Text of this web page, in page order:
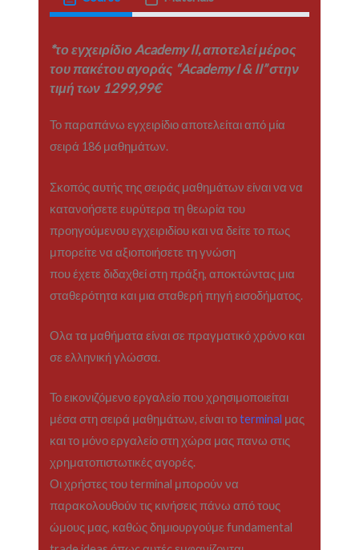
*το εγχειρίδιο Academy II, αποτελεί μέρος
του πακέτου αγοράς “Academy I & II” στην
τιμή των 1299,99€
Το παραπάνω εγχειρίδιο αποτελείται από μία
σειρά 186 μαθημάτων.
Σκοπός αυτής της σειράς μαθημάτων είναι να να
κατανοήσετε ευρύτερα τη θεωρία του
προηγούμενου εγχειριδίου και να δείτε το πως
μπορείτε να αξιοποιήσετε τη γνώση
που έχετε διδαχθεί στη πράξη, αποκτώντας μια
σταθερότητα και μια σταθερή πηγή εισοδήματος.
Ολα τα μαθήματα είναι σε πραγματικό χρόνο και
σε ελληνική γλώσσα.
Το εικονιζόμενο εργαλείο που χρησιμοποιείται
μέσα στη σειρά μαθημάτων, είναι τοterminal μας
και το μόνο εργαλείο στη χώρα μας πανω στις
χρηματοπιστωτικές αγορές.
Οι χρήστες του terminal μπορούν να
παρακολουθούν τις κινήσεις πάνω από τους
ώμους μας, καθώς δημιουργούμε fundamental